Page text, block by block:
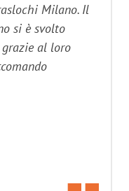
Milano. Il
si è svolto
grazie al loro